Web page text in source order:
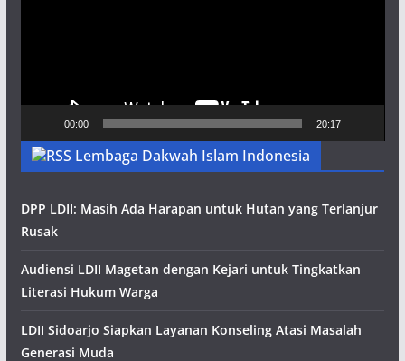
00:00 20:17
Lembaga Dakwah Islam Indonesia
DPP LDII: Masih Ada Harapan untuk Hutan yang Terlanjur
Rusak
Audiensi LDII Magetan dengan Kejari untuk Tingkatkan
Literasi Hukum Warga
LDII Sidoarjo Siapkan Layanan Konseling Atasi Masalah
Generasi Muda